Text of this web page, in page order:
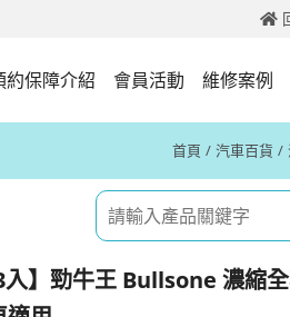
約保障介紹 會員活動 維修案例
首頁 汽車百貨
3入】勁牛王 Bullsone 濃縮